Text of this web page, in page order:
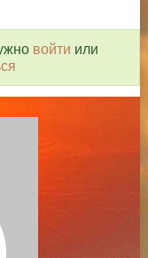
войти или